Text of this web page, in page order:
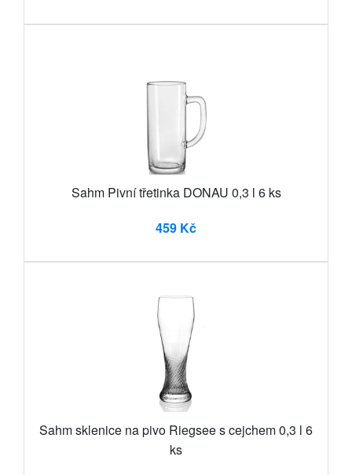
Sahm Pivní třetinka DONAU 0,3 l 6 ks
459 Kč
Sahm sklenice na pivo Riegsee s cejchem 0,3 l 6
ks